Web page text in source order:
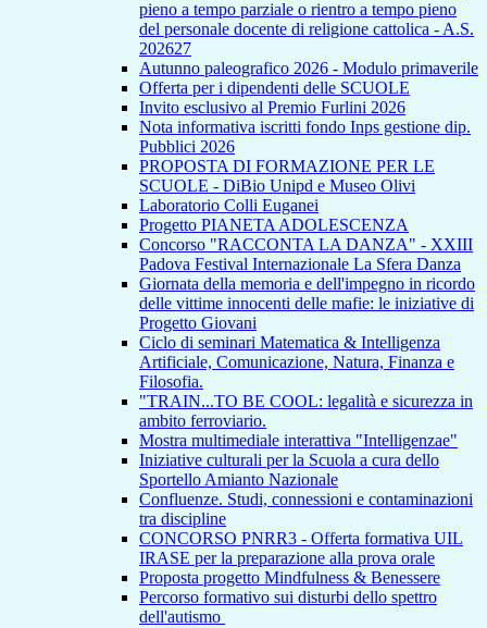
pieno a tempo parziale o rientro a tempo pieno
del personale docente di religione cattolica - A.S.
202627
Autunno paleografico 2026 - Modulo primaverile
Offerta per i dipendenti delle SCUOLE
Invito esclusivo al Premio Furlini 2026
Nota informativa iscritti fondo Inps gestione dip.
Pubblici 2026
PROPOSTA DI FORMAZIONE PER LE
SCUOLE - DiBio Unipd e Museo Olivi
Laboratorio Colli Euganei
Progetto PIANETA ADOLESCENZA
Concorso "RACCONTA LA DANZA" - XXIII
Padova Festival Internazionale La Sfera Danza
Giornata della memoria e dell'impegno in ricordo
delle vittime innocenti delle mafie: le iniziative di
Progetto Giovani
Ciclo di seminari Matematica & Intelligenza
Artificiale, Comunicazione, Natura, Finanza e
Filosofia.
"TRAIN...TO BE COOL: legalità e sicurezza in
ambito ferroviario.
Mostra multimediale interattiva "Intelligenzae"
Iniziative culturali per la Scuola a cura dello
Sportello Amianto Nazionale
Confluenze. Studi, connessioni e contaminazioni
tra discipline
CONCORSO PNRR3 - Offerta formativa UIL
IRASE per la preparazione alla prova orale
Proposta progetto Mindfulness & Benessere
Percorso formativo sui disturbi dello spettro
dell'autismo